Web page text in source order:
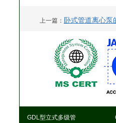
上一篇： 卧式管道离心泵
GDL型立式多级管